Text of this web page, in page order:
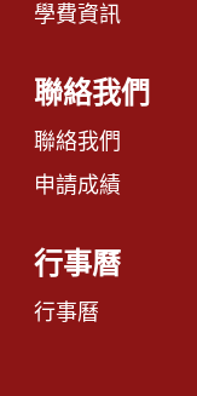
學費資訊
聯絡我們
聯絡我們
申請成績
行事曆
行事曆